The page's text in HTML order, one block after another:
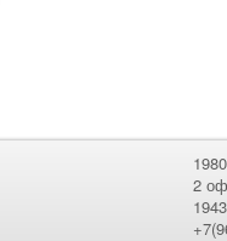
2